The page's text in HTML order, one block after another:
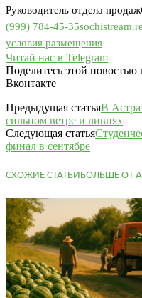
Руководитель отдела продаж
(999) 784-45-35
условия размещения
Читай нас в Telegram
Поделитесь этой новостью
Вконтакте
Предыдущая статьяВ
сильном ветре и ливнях
Следующая статья
финал в сентябре
СХОЖИЕ СТАТЬИБОЛЬШЕ ОТ